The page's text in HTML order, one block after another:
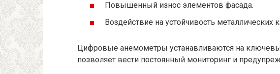
Повышенный износ элементов фасада.
Воздействие на устойчивость металлических
Цифровые анемометры устанавливаются на
позволяет вести постоянный мониторинг и